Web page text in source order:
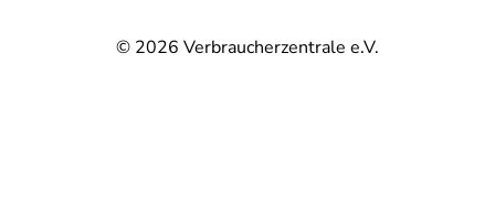
© 2026 Verbraucherzentrale e.V.